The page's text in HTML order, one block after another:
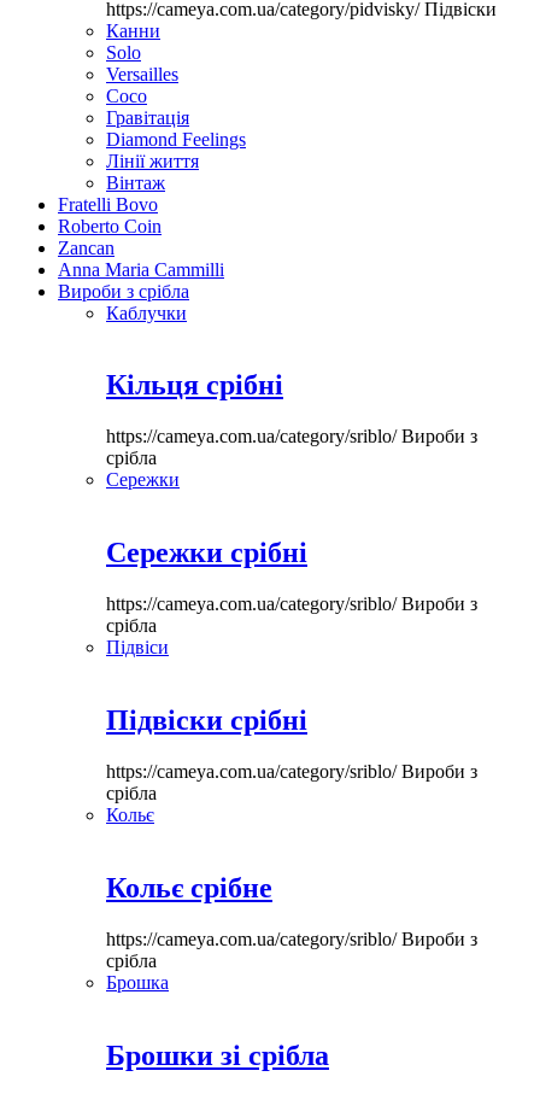
https://cameya.com.ua/category/pidvisky/Підвіски
Канни
Solo
Versailles
Coco
Гравітація
Diamond Feelings
Лінії життя
Вінтаж
Fratelli Bovo
Roberto Coin
Zancan
Anna Maria Cammilli
Вироби з срібла
Каблучки
Кільця срібні
https://cameya.com.ua/category/sriblo/Вироби з
срібла
Сережки
Сережки срібні
https://cameya.com.ua/category/sriblo/Вироби з
срібла
Підвіси
Підвіски срібні
https://cameya.com.ua/category/sriblo/Вироби з
срібла
Кольє
Кольє срібне
https://cameya.com.ua/category/sriblo/Вироби з
срібла
Брошка
Брошки зі срібла